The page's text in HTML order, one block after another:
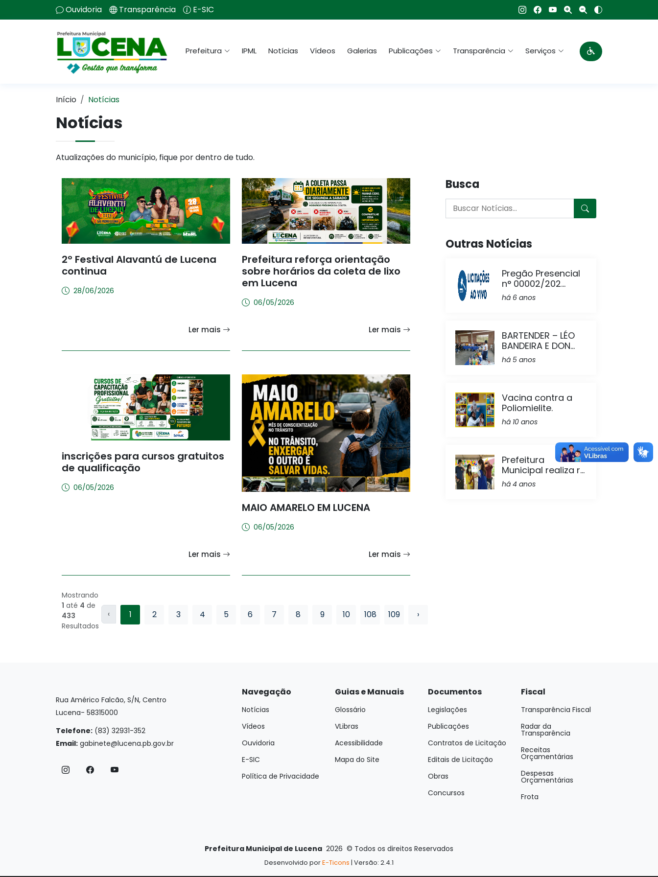
Ouvidoria Transparência E-SIC
Prefeitura IPML Notícias Vídeos Galerias Publicações Transparência Serviços
Início Notícias
Notícias
Atualizações do município, fique por dentro de tudo.
2º Festival Alavantú de Lucena
continua
28/06/2026
Ler mais
Prefeitura reforça orientação
sobre horários da coleta de lixo
em Lucena
06/05/2026
Ler mais
inscrições para cursos gratuitos
de qualificação
06/05/2026
Ler mais
MAIO AMARELO EM LUCENA
06/05/2026
Ler mais
Mostrando
1 até 4 de
433
Resultados
‹ 1 2 3 4 5 6 7 8 9 10 108 109 ›
Busca
Outras Notícias
Pregão Presencial
n° 00002/202...
há 6 anos
BARTENDER – LÉO
BANDEIRA E DON...
há 5 anos
Vacina contra a
Poliomielite.
há 10 anos
Prefeitura
Municipal realiza r...
há 4 anos
Rua Américo Falcão, S/N, Centro
Lucena- 58315000
Telefone: (83) 32931-352
Email: gabinete@lucena.pb.gov.br
Navegação
Notícias
Vídeos
Ouvidoria
E-SIC
Política de Privacidade
Guias e Manuais
Glossário
VLibras
Acessibilidade
Mapa do Site
Documentos
Legislações
Publicações
Contratos de Licitação
Editais de Licitação
Obras
Concursos
Fiscal
Transparência Fiscal
Radar da
Transparência
Receitas
Orçamentárias
Despesas
Orçamentárias
Frota
Prefeitura Municipal de Lucena 2026 © Todos os direitos Reservados
Desenvolvido porE-Ticons | Versão: 2.4.1